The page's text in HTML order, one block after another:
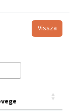
Vissza